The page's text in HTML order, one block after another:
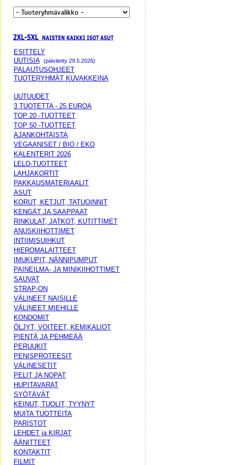
ESITTELY
UUTISIA
(päivitetty 29.5.2026)
PALAUTUSOHJEET
TUOTERYHMÄT KUVAKKEINA
UUTUUDET
3 TUOTETTA - 25 EUROA
TOP 20 -TUOTTEET
TOP 50 -TUOTTEET
AJANKOHTAISTA
VEGAANISET / BIO / EKO
KALENTERIT 2026
LELO-TUOTTEET
LAHJAKORTIT
PAKKAUSMATERIAALIT
ASUT
KORUT, KETJUT, TATUOINNIT
KENGÄT JA SAAPPAAT
RINKULAT, JATKOT, KUTITTIMET
ANUSKIIHOTTIMET
INTIIMISUIHKUT
HIEROMALAITTEET
IMUKUPIT, NÄNNIPUMPUT
PAINEILMA- JA MINIKIIHOTTIMET
SAUVAT
STRAP-ON
VÄLINEET NAISILLE
VÄLINEET MIEHILLE
KONDOMIT
ÖLJYT, VOITEET, KEMIKALIOT
PIENTÄ JA PEHMEÄÄ
PERUUKIT
PENISPROTEESIT
VÄLINESETIT
PELIT JA NOPAT
HUPITAVARAT
SYÖTÄVÄT
KEINUT, TUOLIT, TYYNYT
MUITA TUOTTEITA
PARISTOT
LEHDET ja KIRJAT
ÄÄNITTEET
KONTAKTIT
FILMIT